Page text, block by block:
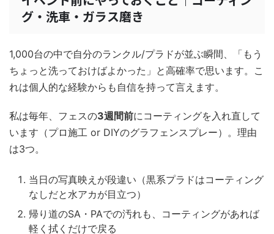
グ・洗車・ガラス磨き
1,000台の中で自分のランクル/プラドが並ぶ瞬間、「もう
ちょっと洗っておけばよかった」と高確率で思います。こ
れは個人的な経験からも自信を持って言えます。
私は毎年、フェスの3週間前にコーティングを入れ直して
います（プロ施工 or DIYのグラフェンスプレー）。理由
は3つ。
当日の写真映えが段違い（黒系プラドはコーティング
なしだと水アカが目立つ）
帰り道のSA・PAでの汚れも、コーティングがあれば
軽く拭くだけで戻る